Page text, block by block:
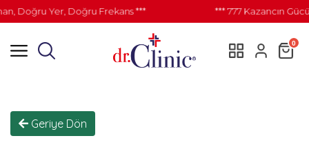
Doğru Yer, Doğru Frekans *** *** 777 Kazancın
0
Geriye Dön